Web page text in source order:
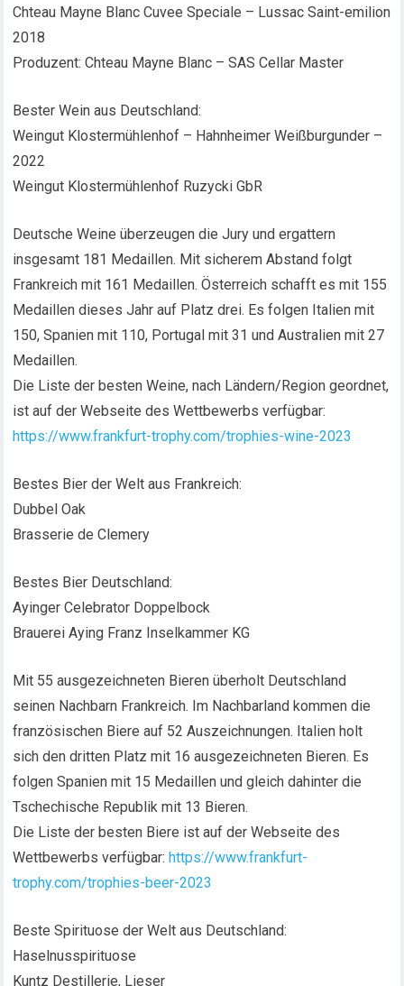
Chteau Mayne Blanc Cuvee Speciale – Lussac Saint-emilion
2018
Produzent: Chteau Mayne Blanc – SAS Cellar Master
Bester Wein aus Deutschland:
Weingut Klostermühlenhof – Hahnheimer Weißburgunder –
2022
Weingut Klostermühlenhof Ruzycki GbR
Deutsche Weine überzeugen die Jury und ergattern
insgesamt 181 Medaillen. Mit sicherem Abstand folgt
Frankreich mit 161 Medaillen. Österreich schafft es mit 155
Medaillen dieses Jahr auf Platz drei. Es folgen Italien mit
150, Spanien mit 110, Portugal mit 31 und Australien mit 27
Medaillen.
Die Liste der besten Weine, nach Ländern/Region geordnet,
ist auf der Webseite des Wettbewerbs verfügbar:
https://www.frankfurt-trophy.com/trophies-wine-2023
Bestes Bier der Welt aus Frankreich:
Dubbel Oak
Brasserie de Clemery
Bestes Bier Deutschland:
Ayinger Celebrator Doppelbock
Brauerei Aying Franz Inselkammer KG
Mit 55 ausgezeichneten Bieren überholt Deutschland
seinen Nachbarn Frankreich. Im Nachbarland kommen die
französischen Biere auf 52 Auszeichnungen. Italien holt
sich den dritten Platz mit 16 ausgezeichneten Bieren. Es
folgen Spanien mit 15 Medaillen und gleich dahinter die
Tschechische Republik mit 13 Bieren.
Die Liste der besten Biere ist auf der Webseite des
Wettbewerbs verfügbar:https://www.frankfurt-
trophy.com/trophies-beer-2023
Beste Spirituose der Welt aus Deutschland:
Haselnusspirituose
Kuntz Destillerie, Lieser